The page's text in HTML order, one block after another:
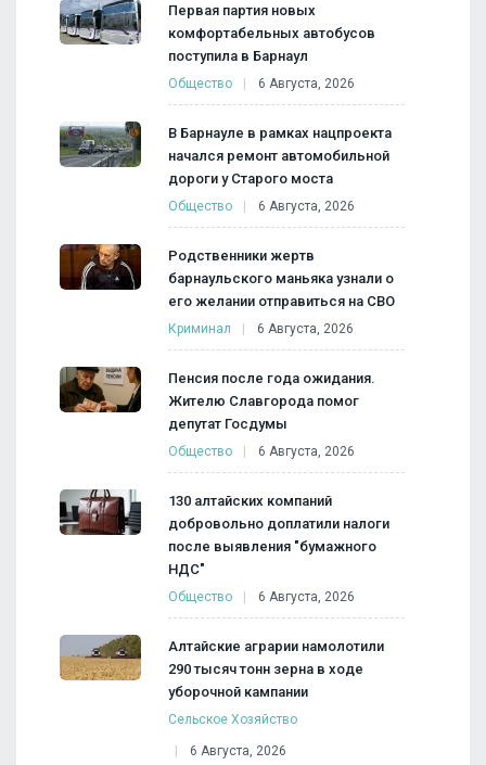
Первая партия новых
комфортабельных автобусов
поступила в Барнаул
Общество 6 Августа, 2026
В Барнауле в рамках нацпроекта
начался ремонт автомобильной
дороги у Старого моста
Общество 6 Августа, 2026
Родственники жертв
барнаульского маньяка узнали о
его желании отправиться на СВО
Криминал 6 Августа, 2026
Пенсия после года ожидания.
Жителю Славгорода помог
депутат Госдумы
Общество 6 Августа, 2026
130 алтайских компаний
добровольно доплатили налоги
после выявления "бумажного
НДС"
Общество 6 Августа, 2026
Алтайские аграрии намолотили
290 тысяч тонн зерна в ходе
уборочной кампании
Сельское Хозяйство
6 Августа, 2026